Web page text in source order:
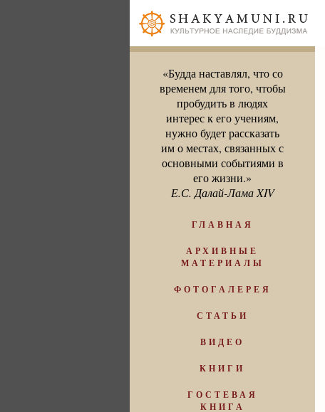
«Будда наставлял, что со
временем для того, чтобы
пробудить в людях
интерес к его учениям,
нужно будет рассказать
им о местах, связанных с
основными событиями в
его жизни.»
Е.С. Далай-Лама XIV
ГЛАВНАЯ
АРХИВНЫЕ
МАТЕРИАЛЫ
ФОТОГАЛЕРЕЯ
СТАТЬИ
ВИДЕО
КНИГИ
ГОСТЕВАЯ
КНИГА